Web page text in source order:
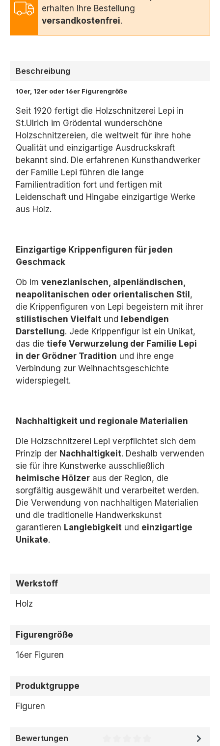
erhalten Ihre Bestellung
versandkostenfrei.
Beschreibung
10er, 12er oder 16er Figurengröße
Seit 1920 fertigt die Holzschnitzerei Lepi in
St.Ulrich im Grödental wunderschöne
Holzschnitzereien, die weltweit für ihre hohe
Qualität und einzigartige Ausdruckskraft
bekannt sind. Die erfahrenen Kunsthandwerker
der Familie Lepi führen die lange
Familientradition fort und fertigen mit
Leidenschaft und Hingabe einzigartige Werke
aus Holz.
Einzigartige Krippenfiguren für jeden
Geschmack
Ob im venezianischen, alpenländischen,
neapolitanischen oder orientalischen Stil,
die Krippenfiguren von Lepi begeistern mit ihrer
stilistischen Vielfalt und lebendigen
Darstellung. Jede Krippenfigur ist ein Unikat,
das die tiefe Verwurzelung der Familie Lepi
in der Grödner Tradition und ihre enge
Verbindung zur Weihnachtsgeschichte
widerspiegelt.
Nachhaltigkeit und regionale Materialien
Die Holzschnitzerei Lepi verpflichtet sich dem
Prinzip der Nachhaltigkeit. Deshalb verwenden
sie für ihre Kunstwerke ausschließlich
heimische Hölzer aus der Region, die
sorgfältig ausgewählt und verarbeitet werden.
Die Verwendung von nachhaltigen Materialien
und die traditionelle Handwerkskunst
garantieren Langlebigkeit und einzigartige
Unikate.
Werkstoff
Holz
Figurengröße
16er Figuren
Produktgruppe
Figuren
Bewertungen